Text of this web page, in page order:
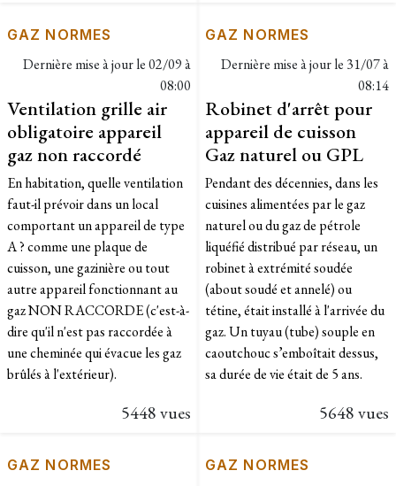
GAZ NORMES
Dernière mise à jour le02/09 à
08:00
Ventilation grille air
obligatoire appareil
gaz non raccordé
En habitation, quelle ventilation
faut-il prévoir dans un local
comportant un appareil de type
A ? comme une plaque de
cuisson, une gazinière ou tout
autre appareil fonctionnant au
gaz NON RACCORDE (c'est-à-
dire qu'il n'est pas raccordée à
une cheminée qui évacue les gaz
brûlés à l'extérieur).
5448 vues
GAZ NORMES
Dernière mise à jour le 31/07 à
08:14
Robinet d'arrêt pour
appareil de cuisson
Gaz naturel ou GPL
Pendant des décennies, dans les
cuisines alimentées par le gaz
naturel ou du gaz de pétrole
liquéfié distribué par réseau, un
robinet à extrémité soudée
(about soudé et annelé) ou
tétine, était installé à l'arrivée du
gaz. Un tuyau (tube) souple en
caoutchouc s’emboîtait dessus,
sa durée de vie était de 5 ans.
5648 vues
GAZ NORMES GAZ NORMES